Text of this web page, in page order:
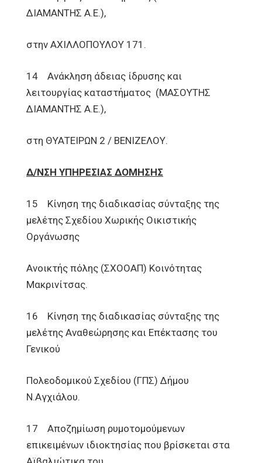
ΔΙΑΜΑΝΤΗΣ Α.Ε.),
στην ΑΧΙΛΛΟΠΟΥΛΟΥ 171.
14 Ανάκληση άδειας ίδρυσης και
λειτουργίας καταστήματος (ΜΑΣΟΥΤΗΣ
ΔΙΑΜΑΝΤΗΣ Α.Ε.),
στη ΘΥΑΤΕΙΡΩΝ 2 / ΒΕΝΙΖΕΛΟΥ.
Δ/ΝΣΗ ΥΠΗΡΕΣΙΑΣ ΔΟΜΗΣΗΣ
15 Κίνηση της διαδικασίας σύνταξης της
μελέτης Σχεδίου Χωρικής Οικιστικής
Οργάνωσης
Ανοικτής πόλης (ΣΧΟΟΑΠ) Κοινότητας
Μακρινίτσας.
16 Κίνηση της διαδικασίας σύνταξης της
μελέτης Αναθεώρησης και Επέκτασης του
Γενικού
Πολεοδομικού Σχεδίου (ΓΠΣ) Δήμου
Ν.Αγχιάλου.
17 Αποζημίωση ρυμοτομούμενων
επικειμένων ιδιοκτησίας που βρίσκεται στα